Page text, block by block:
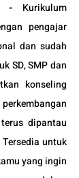
-
Kurikulum
pengajar
dan sudah
SD, SMP dan
konseling
dipantau
untuk
yang ingin